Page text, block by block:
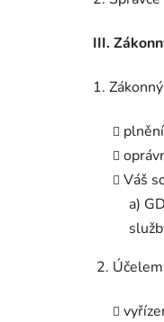
III.
1.
Váš
a)
2.